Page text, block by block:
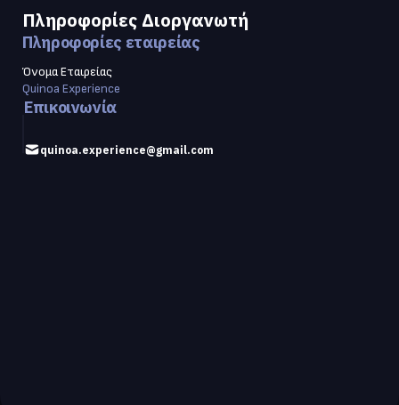
Πληροφορίες Διοργανωτή
Πληροφορίες εταιρείας
Όνομα Εταιρείας
Quinoa Experience
Επικοινωνία
quinoa.experience@gmail.com